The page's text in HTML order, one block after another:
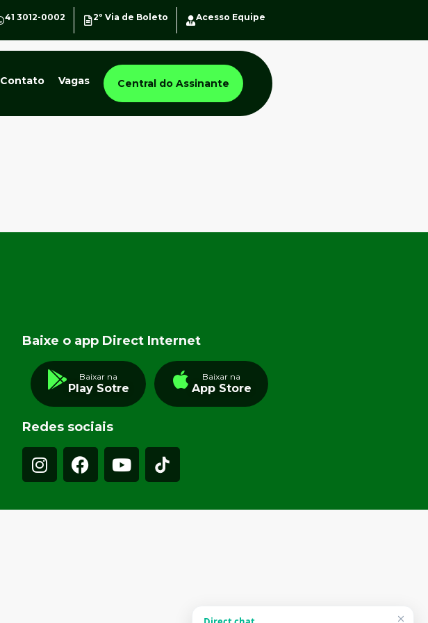
41 3012-0002 2º Via de Boleto Acesso Equipe
Contato Vagas Central do Assinante
Baixe o app Direct Internet
Baixar na
Play Sotre
Baixar na
App Store
Redes sociais